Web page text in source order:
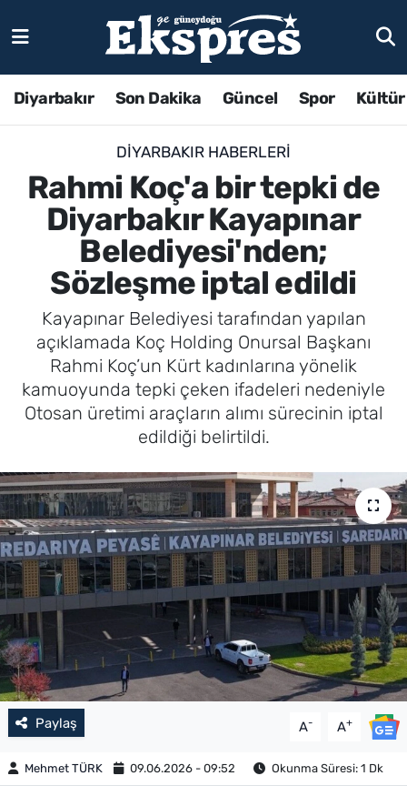
Diyarbakır Son Dakika Güncel Spor
DIYARBAKIR HABERLERI
Rahmi Koç'a bir tepki de
Diyarbakır Kayapınar
Belediyesi'nden;
Sözleşme iptal edildi
Kayapınar Belediyesi tarafından yapılan
açıklamada Koç Holding Onursal Başkanı
Rahmi Koç’un Kürt kadınlarına yönelik
kamuoyunda tepki çeken ifadeleri nedeniyle
Otosan üretimi araçların alımı sürecinin iptal
edildiği belirtildi.
Paylaş A- A+
Mehmet TÜRK 09.06.2026 - 09:52 Okunma Süresi: 1 Dk